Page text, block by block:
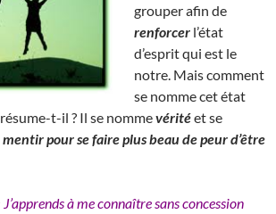
grouper afin de
renforcer l’état
d’esprit qui est le
notre. Mais comment
se nomme cet état
t-il ? Il se nommevéritéet se
mentir pour se faire plus beau de peur d’être
J’apprends à me connaître sans concession